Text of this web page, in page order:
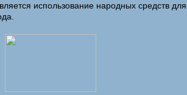
использование народных средств для